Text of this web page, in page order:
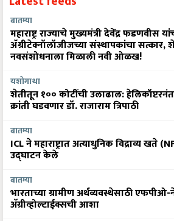
बातम्या
महाराष्ट्र राज्याचे मुख्यमंत्री देवेंद्र फडणवीस
ॲग्रीटेक्नॉलॉजीजच्या संस्थापकांचा सत्कार,
नवसंशोधनाला मिळाली नवी ओळख!
शेतीतून १०० कोटींची उलाढाल:
क्रांती घडवणार डॉ. राजाराम त्रिपाठी
ICL ने महाराष्ट्रात अत्याधुनिक विद्राव्य खते
उद्घाटन केले
भारताच्या ग्रामीण अर्थव्यवस्थेसाठी एफपीओ-
अ‍ॅग्रीव्होल्टाईक्सची आशा